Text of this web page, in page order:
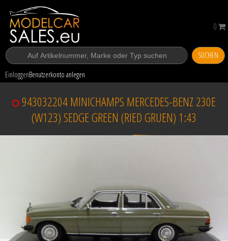
SUCHEN
EinloggenBenutzerkonto anlegen
0
943032204 MINICHAMPS MERCEDES-BENZ 230E
(W123) SEDGE GREEN (RIED GRUEN) 1:43